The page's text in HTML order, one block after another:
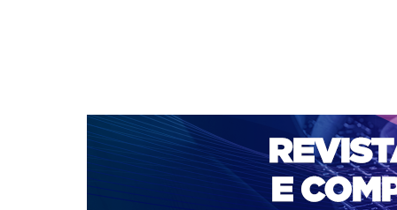
CAPA SOBRE ACESSO CADASTRO
NOTÍCIAS
PORTAL DE REVISTAS DA UNIFACS
PARA AVALIADORES
NOVA SUBMISSÃO